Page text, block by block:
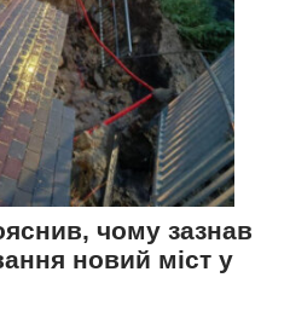
чому зазнав
новий міст у